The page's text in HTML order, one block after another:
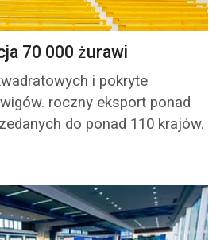
70 000 żurawi
i pokryte
roczny eksport ponad
do ponad 110 krajów.